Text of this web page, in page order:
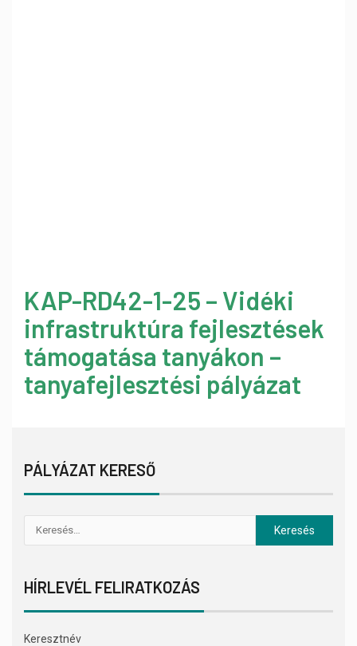
KAP-RD42-1-25 – Vidéki
infrastruktúra fejlesztések
támogatása tanyákon –
tanyafejlesztési pályázat
PÁLYÁZAT KERESŐ
HÍRLEVÉL FELIRATKOZÁS
Keresztnév